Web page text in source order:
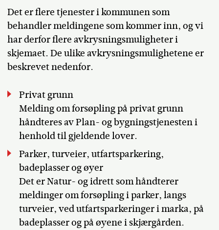
Det er flere tjenester i kommunen som
behandler meldingene som kommer inn, og vi
har derfor flere avkrysningsmuligheter i
skjemaet. De ulike avkrysningsmulighetene er
beskrevet nedenfor.
Privat grunn
Melding om forsøpling på privat grunn
håndteres av Plan- og bygningstjenesten i
henhold til gjeldende lover.
Parker, turveier, utfartsparkering,
badeplasser og øyer
Det er Natur- og idrett som håndterer
meldinger om forsøpling i parker, langs
turveier, ved utfartsparkeringer i marka, på
badeplasser og på øyene i skjærgården.